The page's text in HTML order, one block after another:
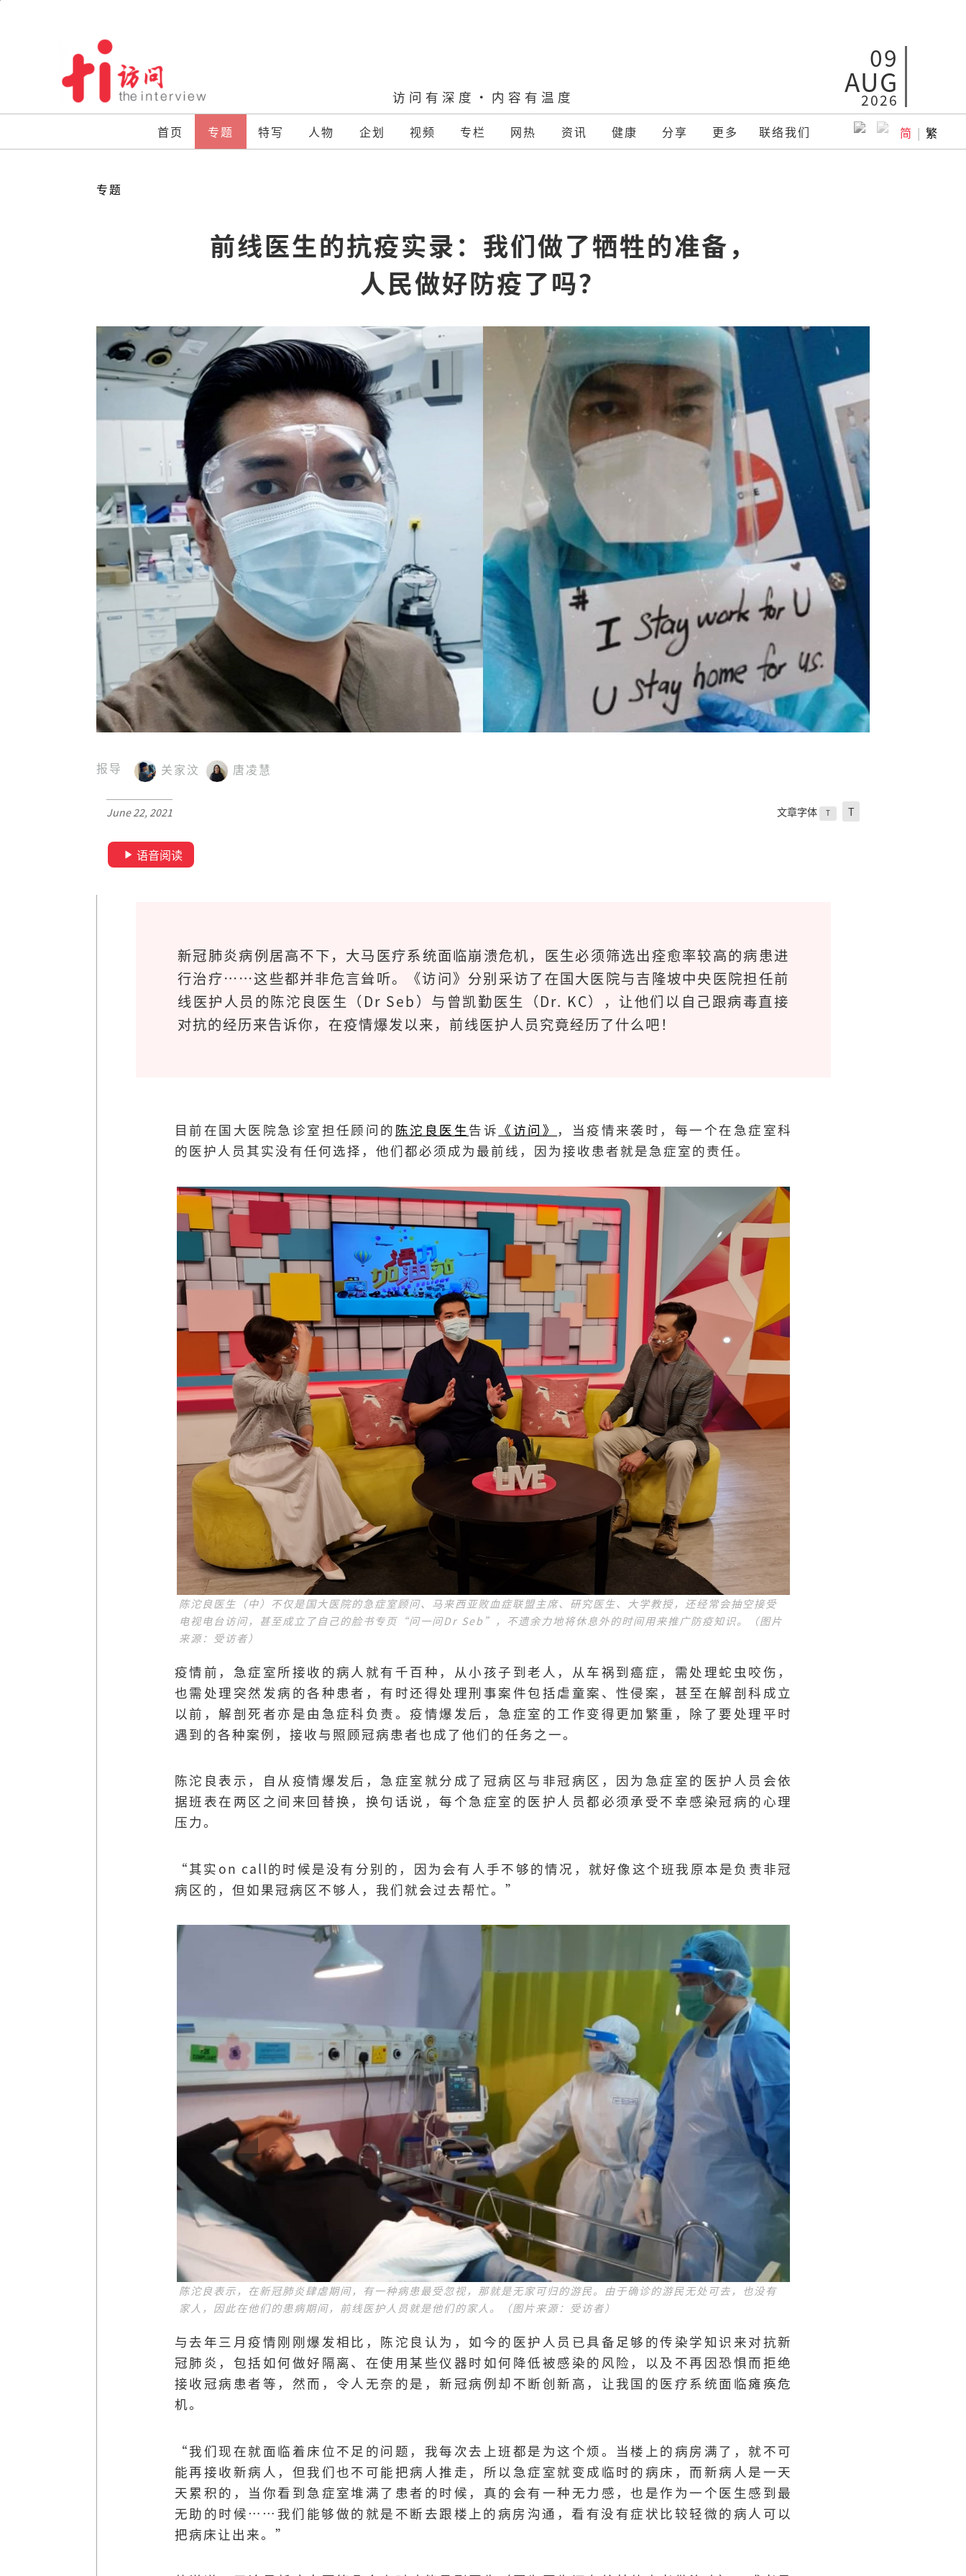
访问有深度·内容有温度
09
AUG
2026
首页 专题 特写 人物 企划 视频 专栏 网热 资讯 健康 分享 更多 联络我们 简 | 繁
专题
前线医生的抗疫实录：我们做了牺牲的准备，
人民做好防疫了吗？
报导 关家汶 唐凌慧
June 22, 2021 文章字体 T T
语音阅读
新冠肺炎病例居高不下，大马医疗系统面临崩溃危机，医生必须筛选出痊愈率较高的病患进
行治疗……这些都并非危言耸听。《访问》分别采访了在国大医院与吉隆坡中央医院担任前
线医护人员的陈沱良医生（Dr Seb）与曾凯勤医生（Dr. KC），让他们以自己跟病毒直接
对抗的经历来告诉你，在疫情爆发以来，前线医护人员究竟经历了什么吧！
目前在国大医院急诊室担任顾问的 陈沱良医生 告诉 《访问》 ，当疫情来袭时，每一个在急症室科
的医护人员其实没有任何选择，他们都必须成为最前线，因为接收患者就是急症室的责任。
陈沱良医生（中）不仅是国大医院的急症室顾问、马来西亚败血症联盟主席、研究医生、大学教授，还经常会抽空接受
电视电台访问，甚至成立了自己的脸书专页“问一问Dr Seb”，不遗余力地将休息外的时间用来推广防疫知识。（图片
来源：受访者）
疫情前，急症室所接收的病人就有千百种，从小孩子到老人，从车祸到癌症，需处理蛇虫咬伤，
也需处理突然发病的各种患者，有时还得处理刑事案件包括虐童案、性侵案，甚至在解剖科成立
以前，解剖死者亦是由急症科负责。疫情爆发后，急症室的工作变得更加繁重，除了要处理平时
遇到的各种案例，接收与照顾冠病患者也成了他们的任务之一。
陈沱良表示，自从疫情爆发后，急症室就分成了冠病区与非冠病区，因为急症室的医护人员会依
据班表在两区之间来回替换，换句话说，每个急症室的医护人员都必须承受不幸感染冠病的心理
压力。
“其实on call的时候是没有分别的，因为会有人手不够的情况，就好像这个班我原本是负责非冠
病区的，但如果冠病区不够人，我们就会过去帮忙。”
陈沱良表示，在新冠肺炎肆虐期间，有一种病患最受忽视，那就是无家可归的游民。由于确诊的游民无处可去，也没有
家人，因此在他们的患病期间，前线医护人员就是他们的家人。（图片来源：受访者）
与去年三月疫情刚刚爆发相比，陈沱良认为，如今的医护人员已具备足够的传染学知识来对抗新
冠肺炎，包括如何做好隔离、在使用某些仪器时如何降低被感染的风险，以及不再因恐惧而拒绝
接收冠病患者等，然而，令人无奈的是，新冠病例却不断创新高，让我国的医疗系统面临瘫痪危
机。
“我们现在就面临着床位不足的问题，我每次去上班都是为这个烦。当楼上的病房满了，就不可
能再接收新病人，但我们也不可能把病人推走，所以急症室就变成临时的病床，而新病人是一天
天累积的，当你看到急症室堆满了患者的时候，真的会有一种无力感，也是作为一个医生感到最
无助的时候……我们能够做的就是不断去跟楼上的病房沟通，看有没有症状比较轻微的病人可以
把病床让出来。”